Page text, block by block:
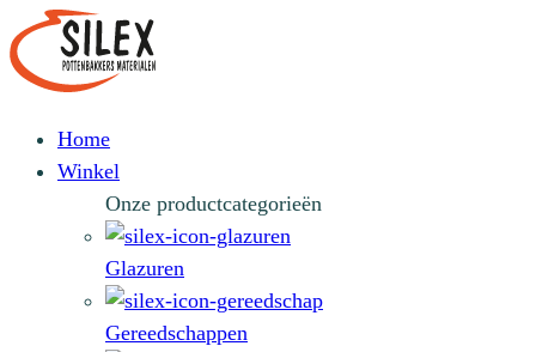
Home
Winkel
Onze productcategorieën
Glazuren
Gereedschappen